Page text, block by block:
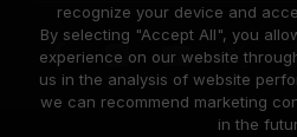
recognize your device and
By selecting "Accept All", you
experience on our website
us in the analysis of website
we can recommend marketing
in the